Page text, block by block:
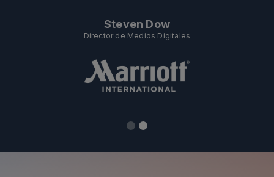
Steven Dow
Director de Medios Digitales